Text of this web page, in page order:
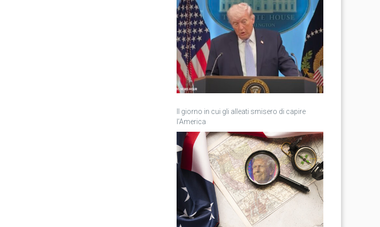
Il giorno in cui gli alleati smisero di capire
l’America